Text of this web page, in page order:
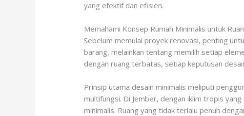
yang efektif dan efisien.
Memahami Konsep Rumah Minimalis untuk
Sebelum memulai proyek renovasi, penting
barang, melainkan tentang memilih setiap
dengan ruang terbatas, setiap keputusan
Prinsip utama desain minimalis meliputi
multifungsi. Di Jember, dengan iklim tropis
minimalis. Ruang yang tidak terlalu penuh